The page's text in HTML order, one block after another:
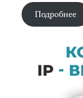
Подробнее